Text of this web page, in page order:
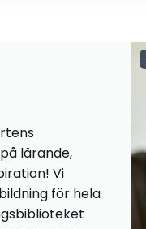
lärande,
Vi
för hela